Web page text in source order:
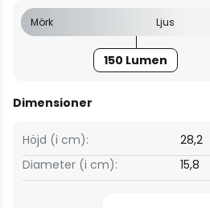
Mörk Ljus
150 Lumen
Dimensioner
Höjd (i cm):
28,2
Diameter (i cm):
15,8